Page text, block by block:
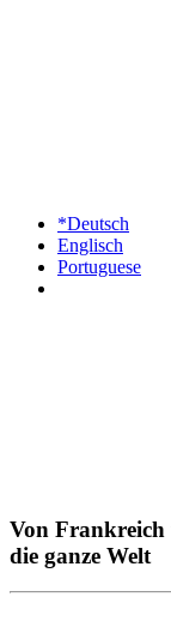
*Deutsch
Englisch
Portuguese
Von
die ganze Welt